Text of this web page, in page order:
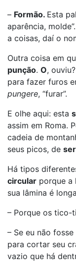
– Formão. Esta
aparência,
a coisas, daí o
Outra coisa em
punção. O,
para fazer furos
pungere, “furar”.
E olhe aqui: esta
assim em Roma.
cadeia de
seus picos, de
Há tipos
circular porque a
sua lâmina é
– Porque os tico-
– Se eu não
para cortar seu
vazio que há